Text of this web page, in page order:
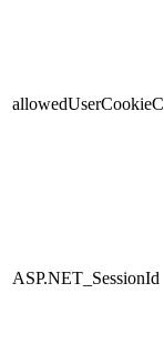
ASP.NET_SessionId